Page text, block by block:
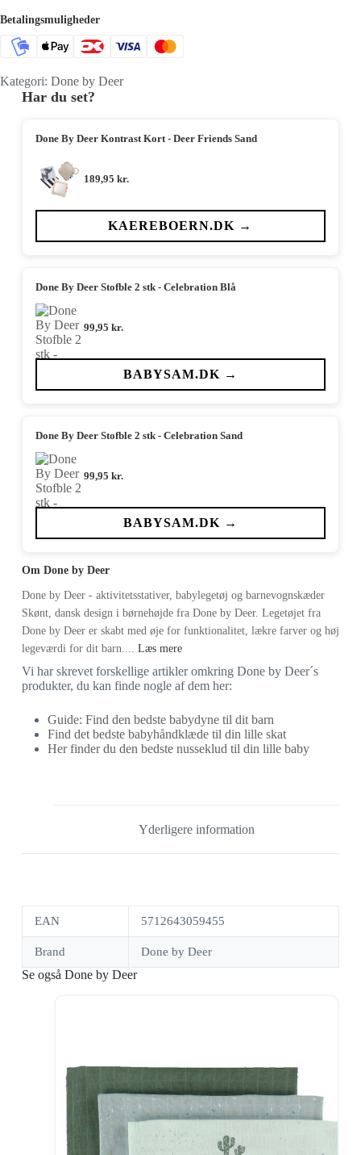
Betalingsmuligheder
Kategori: Done by Deer
Har du set?
Done By Deer Kontrast Kort - Deer Friends Sand
189,95 kr.
KAEREBOERN.DK →
Done By Deer Stofble 2 stk - Celebration Blå
99,95 kr.
BABYSAM.DK →
Done By Deer Stofble 2 stk - Celebration Sand
99,95 kr.
BABYSAM.DK →
Om Done by Deer
Done by Deer - aktivitetsstativer, babylegetøj og barnevognskæder
Skønt, dansk design i børnehøjde fra Done by Deer. Legetøjet fra
Done by Deer er skabt med øje for funktionalitet, lækre farver og høj
legeværdi for dit barn.... Læs mere
Vi har skrevet forskellige artikler omkring Done by Deer´s
produkter, du kan finde nogle af dem her:
Guide: Find den bedste babydyne til dit barn
Find det bedste babyhåndklæde til din lille skat
Her finder du den bedste nusseklud til din lille baby
Yderligere information
EAN 5712643059455
Brand Done by Deer
Se også Done by Deer